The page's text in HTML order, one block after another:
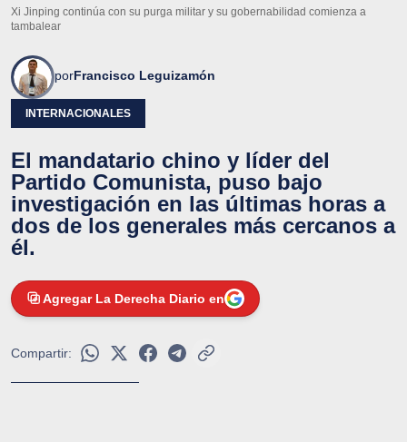
Xi Jinping continúa con su purga militar y su gobernabilidad comienza a
tambalear
porFrancisco Leguizamón
INTERNACIONALES
El mandatario chino y líder del
Partido Comunista, puso bajo
investigación en las últimas horas a
dos de los generales más cercanos a
él.
Agregar La Derecha Diario en
Compartir: